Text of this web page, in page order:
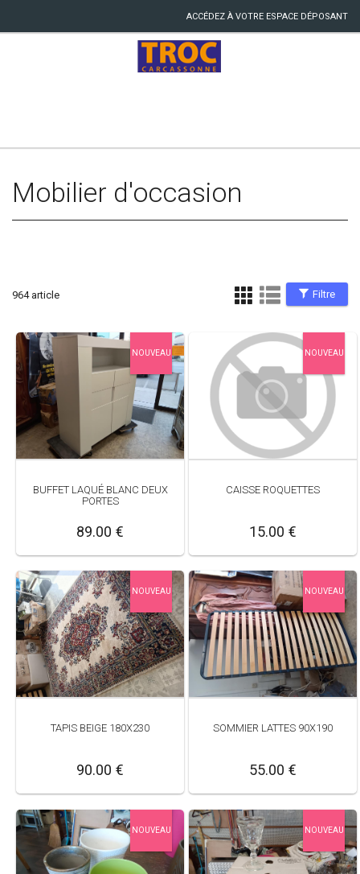
ACCÉDEZ À VOTRE ESPACE DÉPOSANT
Mobilier d'occasion
Filtre
964 article
NOUVEAU
BUFFET LAQUÉ BLANC DEUX
PORTES
89.00 €
NOUVEAU
CAISSE ROQUETTES
15.00 €
NOUVEAU
TAPIS BEIGE 180X230
90.00 €
NOUVEAU
SOMMIER LATTES 90X190
55.00 €
NOUVEAU NOUVEAU